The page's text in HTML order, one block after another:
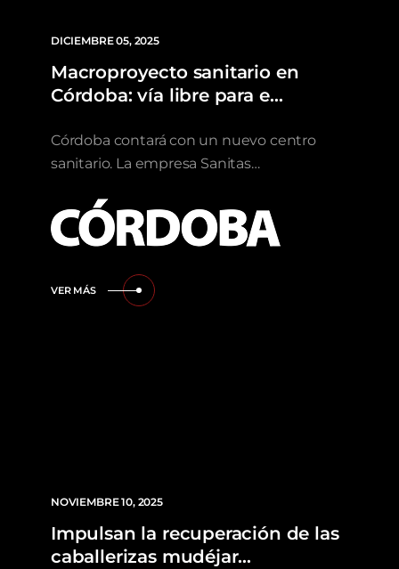
DICIEMBRE 05, 2025
Macroproyecto sanitario en
Córdoba: vía libre para e…
Córdoba contará con un nuevo centro
sanitario. La empresa Sanitas…
VER MÁS
NOVIEMBRE 10, 2025
Impulsan la recuperación de las
caballerizas mudéjar…